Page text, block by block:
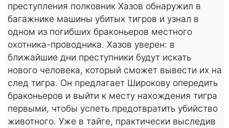
преступления полковник Хазов обнаружил в
багажнике машины убитых тигров и узнал в
одном из погибших браконьеров местного
охотника-проводника. Хазов уверен: в
ближайшие дни преступники будут искать
нового человека, который сможет вывести их на
след тигра. Он предлагает Широкову опередить
браконьеров и выйти к месту нахождения тигра
первыми, чтобы успеть предотвратить убийство
животного. Уже в тайге, практически выследив